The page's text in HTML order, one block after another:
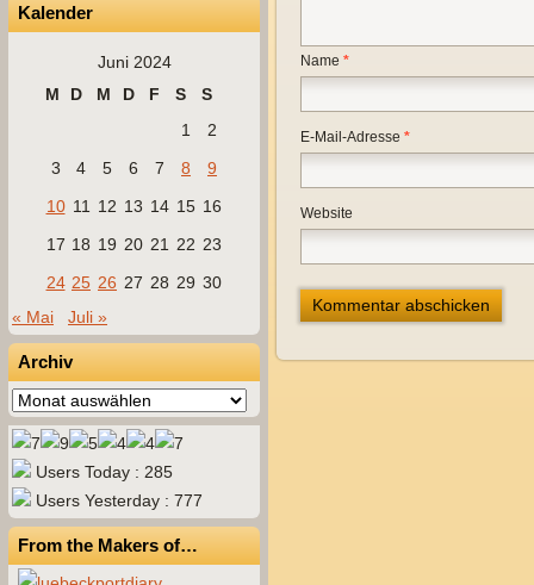
Kalender
Juni 2024
M
D M D F S
S
1
2
3
4 5 6 7 8
9
10 11 12 13 14 15 16
17 18 19 20 21 22 23
24 25 26 27 28 29 30
« Mai
Juli »
Archiv
Archiv
Users Today : 285
Users Yesterday : 777
From the Makers of…
Name *
E-Mail-Adresse *
Website